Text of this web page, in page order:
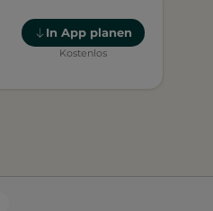
In App planen
Kostenlos